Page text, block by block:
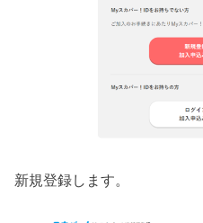
新規登録します。